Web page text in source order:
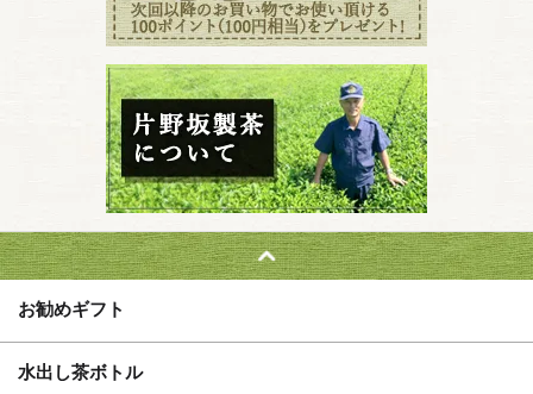
お勧めギフト
水出し茶ボトル